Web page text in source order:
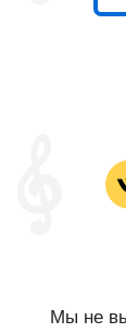
Мы не